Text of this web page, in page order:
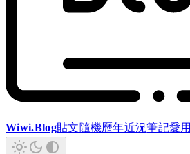
Wiwi.Blog貼文隨機歷年近況筆記愛用